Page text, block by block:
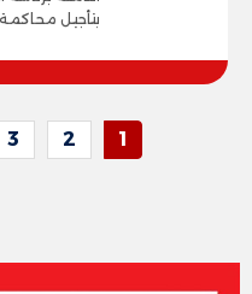
بتأجيل محاكمة
1
2
3